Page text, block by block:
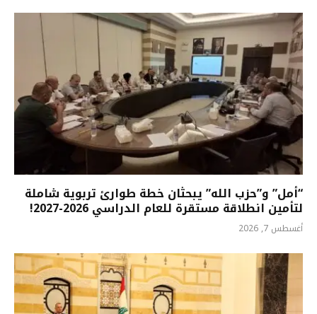
“أمل” و”حزب الله” يبحثان خطة طوارئ تربوية شاملة
لتأمين انطلاقة مستقرة للعام الدراسي 2026-2027!
أغسطس 7, 2026